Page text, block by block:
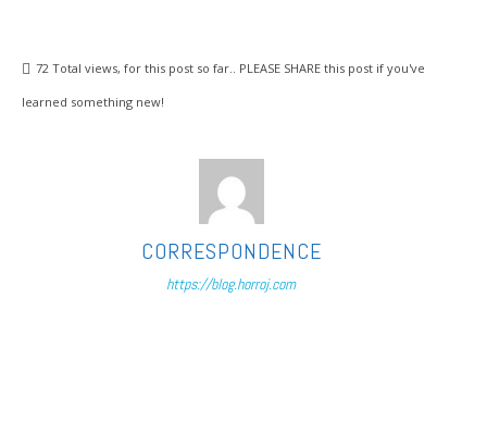
72 Total views, for this post so far.. PLEASE SHARE this post if you've
learned something new!
CORRESPONDENCE
https://blog.horroj.com